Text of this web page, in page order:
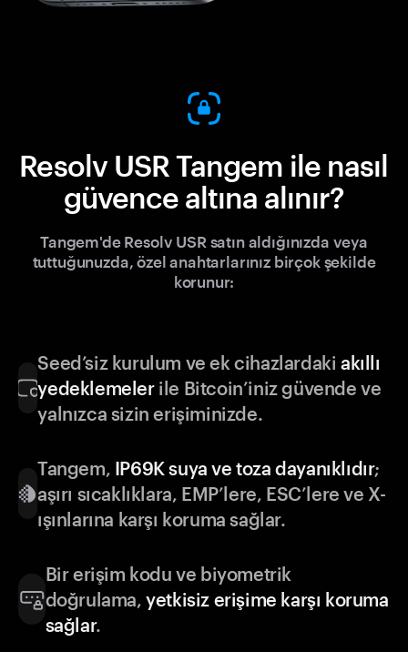
Resolv USR Tangem ile nasıl
güvence altına alınır?
Tangem'de Resolv USR satın aldığınızda veya
tuttuğunuzda, özel anahtarlarınız birçok şekilde
korunur:
Seed’siz kurulum ve ek cihazlardakiakıllı
yedeklemelerile Bitcoin’iniz güvende ve
yalnızca sizin erişiminizde.
Tangem, IP69K suya ve toza dayanıklıdır;
aşırı sıcaklıklara, EMP’lere, ESC’lere ve X-
ışınlarına karşı koruma sağlar.
Bir erişim kodu ve biyometrik
doğrulama,yetkisiz erişime karşı koruma
sağlar.